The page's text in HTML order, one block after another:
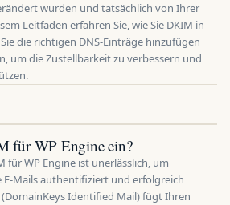
wurden und tatsächlich von Ihrer
Leitfaden erfahren Sie, wie Sie DKIM in
die richtigen DNS-Einträge hinzufügen
um die Zustellbarkeit zu verbessern und
für WP Engine ein?
für WP Engine ist unerlässlich, um
E-Mails authentifiziert und erfolgreich
Identified Mail) fügt Ihren